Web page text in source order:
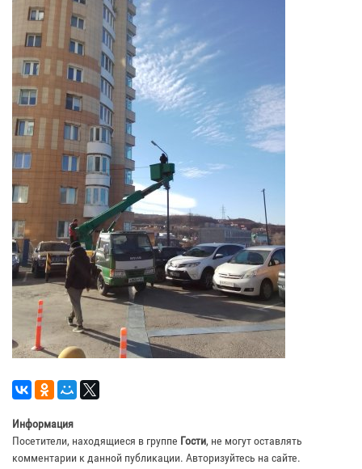
Информация
Посетители, находящиеся в группе Гости, не могут оставлять
комментарии к данной публикации. Авторизуйтесь на сайте.